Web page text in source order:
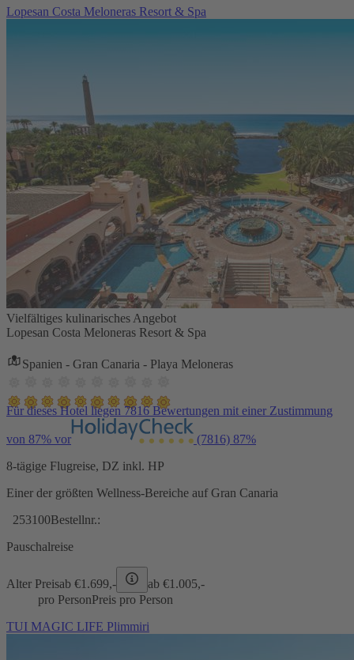
Lopesan Costa Meloneras Resort & Spa
Vielfältiges kulinarisches Angebot
Lopesan Costa Meloneras Resort & Spa
Spanien - Gran Canaria - Playa Meloneras
Für dieses Hotel liegen 7816 Bewertungen mit einer Zustimmung
von 87% vor (7816) 87%
8-tägige Flugreise, DZ inkl. HP
Einer der größten Wellness-Bereiche auf Gran Canaria
253100Bestellnr.:
Pauschalreise
Alter Preisab €1.699,- ab €1.005,-
pro PersonPreis pro Person
TUI MAGIC LIFE Plimmiri